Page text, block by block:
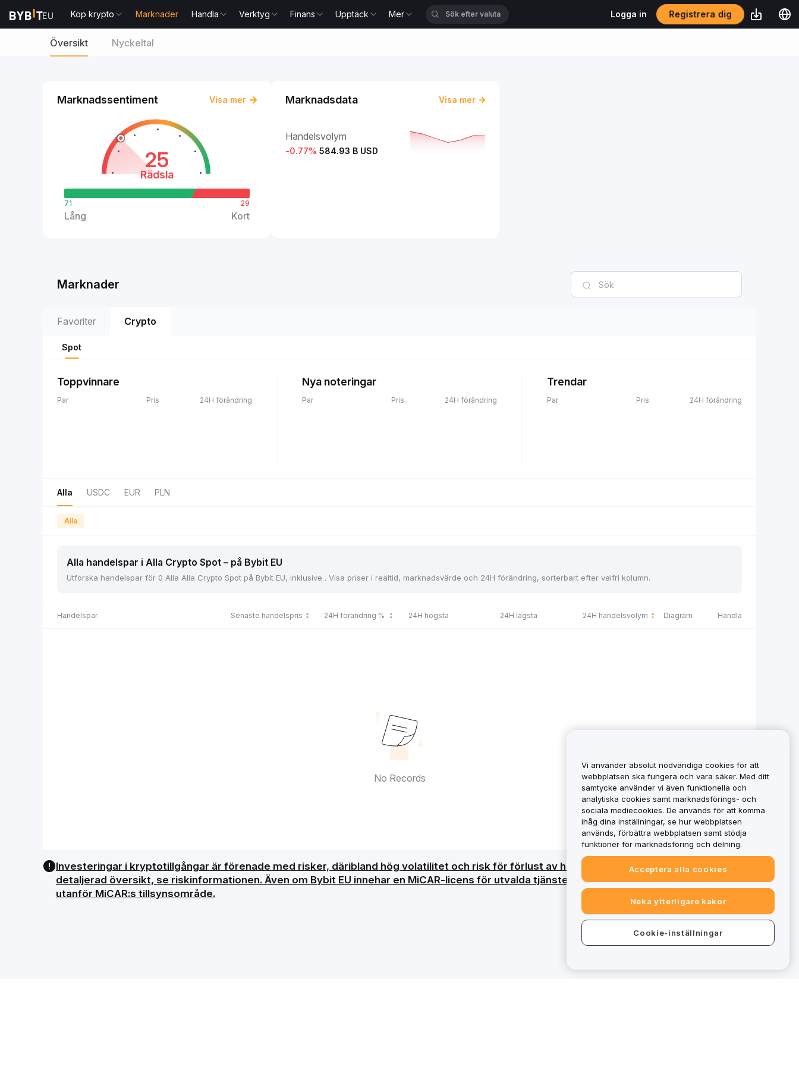
Köp krypto Marknader Handla Verktyg Finans Upptäck Mer Logga in Registrera dig
Översikt Nyckeltal
Marknadssentiment Visa mer
25
Rädsla
71
Lång
29
Kort
Marknadsdata Visa mer
Handelsvolym
-0.77% 584.93 B USD
Marknader
Favoriter Crypto
Spot
Toppvinnare
Par Pris 24H förändring
Nya noteringar
Par Pris 24H förändring
Trendar
Par Pris 24H förändring
Alla USDC EUR PLN
Alla
Alla handelspar i Alla Crypto Spot – på Bybit EU
Utforska handelspar för 0 Alla Alla Crypto Spot på Bybit EU, inklusive . Visa priser i realtid, marknadsvärde och 24H förändring, sorterbart efter valfri kolumn.
Handelspar Senaste handelspris 24H förändring % 24H högsta 24H lägsta 24H handelsvolym Diagram Handla
No Records
Investeringar i kryptotillgångar är förenade med risker, däribland hög volatilitet och risk för förlust av hela det investerade kapitalet. För en
detaljerad översikt, se riskinformationen. Även om Bybit EU innehar en MiCAR-licens för utvalda tjänster faller vissa erbjudanden på bybit.eu
utanför MiCAR:s tillsynsområde.
Vi använder absolut nödvändiga cookies för att
webbplatsen ska fungera och vara säker. Med ditt
samtycke använder vi även funktionella och
analytiska cookies samt marknadsförings- och
sociala mediecookies. De används för att komma
ihåg dina inställningar, se hur webbplatsen
används, förbättra webbplatsen samt stödja
funktioner för marknadsföring och delning.
Acceptera alla cookies
Neka ytterligare kakor
Cookie-inställningar